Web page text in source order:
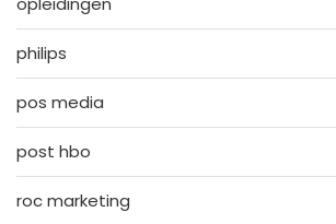
philips
pos media
post hbo
roc marketing